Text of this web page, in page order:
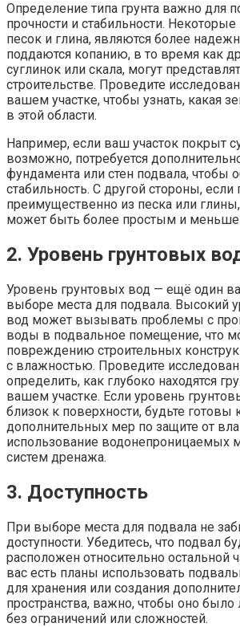
Определение типа грунта важно для
прочности и стабильности. Некоторые
песок и глина, являются более
поддаются копанию, в то время как
суглинок или скала, могут
строительстве. Проведите
вашем участке, чтобы узнать, какая
в этой области.
Например, если ваш участок покрыт
возможно, потребуется
фундамента или стен подвала, чтобы
стабильность. С другой стороны, если
преимущественно из песка или глины,
может быть более простым и меньше
2. Уровень грунтовых
Уровень грунтовых вод — ещё один
выборе места для подвала. Высокий
вод может вызывать проблемы с
воды в подвальное помещение, что
повреждению строительных
с влажностью. Проведите
определить, как глубоко находятся
вашем участке. Если уровень
близок к поверхности, будьте готовы
дополнительных мер по защите от
использование водонепроницаемых
систем дренажа.
3. Доступность
При выборе места для подвала не
доступности. Убедитесь, что подвал
расположен относительно остальной
вас есть планы использовать
для хранения или создания
пространства, важно, чтобы оно было
без ограничений или сложностей.